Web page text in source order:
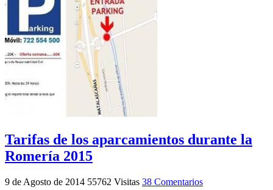
Tarifas de los aparcamientos durante la
Romería 2015
9 de Agosto de 2014 55762 Visitas 38 Comentarios